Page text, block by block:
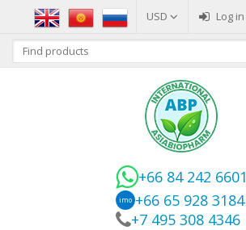
USD Log in
+66 84 242 6601
imo +66 65 928 3184
+7 495 308 4346